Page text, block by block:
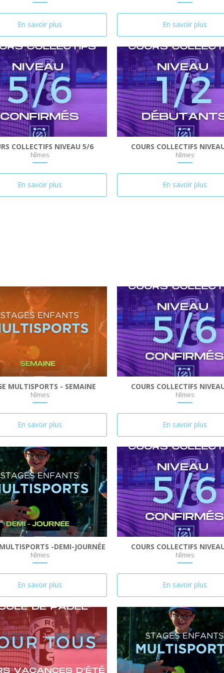
En savoir plus En savoir plus
COLLECTIFS NIVEAU 5/6
Nîmes
En savoir plus
COURS COLLECTIFS
Nîmes
En savoir plus
MULTISPORTS - SEMAINE
Nîmes
En savoir plus
COURS COLLECTIFS
Nîmes
En savoir plus
-DEMI-JOURNÉE
Nîmes
En savoir plus
COURS COLLECTIFS
Nîmes
En savoir plus